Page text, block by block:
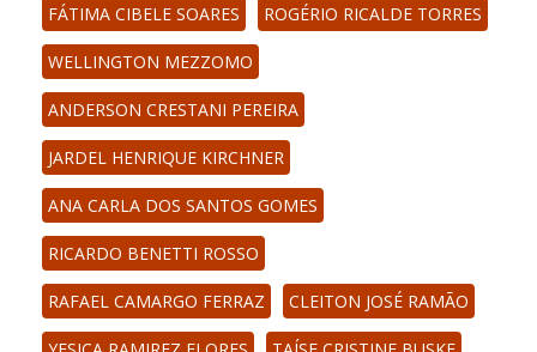
FÁTIMA CIBELE SOARES ROGÉRIO RICALDE TORRES
WELLINGTON MEZZOMO
ANDERSON CRESTANI PEREIRA
JARDEL HENRIQUE KIRCHNER
ANA CARLA DOS SANTOS GOMES
RICARDO BENETTI ROSSO
RAFAEL CAMARGO FERRAZ CLEITON JOSÉ RAMÃO